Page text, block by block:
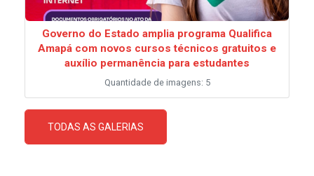
Governo do Estado amplia programa Qualifica
Amapá com novos cursos técnicos gratuitos e
auxílio permanência para estudantes
Quantidade de imagens: 5
TODAS AS GALERIAS